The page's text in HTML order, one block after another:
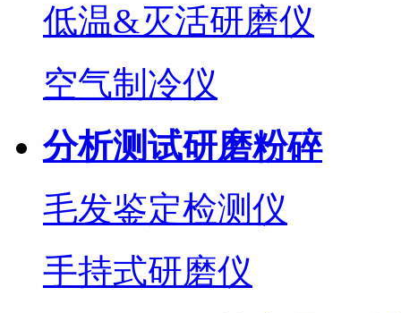
低温&灭活研磨仪
空气制冷仪
分析测试研磨粉碎
毛发鉴定检测仪
手持式研磨仪